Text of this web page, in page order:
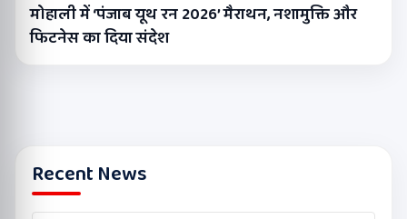
मोहाली में ‘पंजाब यूथ रन 2026’ मैराथन, नशामुक्ति और
फिटनेस का दिया संदेश
Recent News